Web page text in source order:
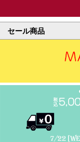
セール商品